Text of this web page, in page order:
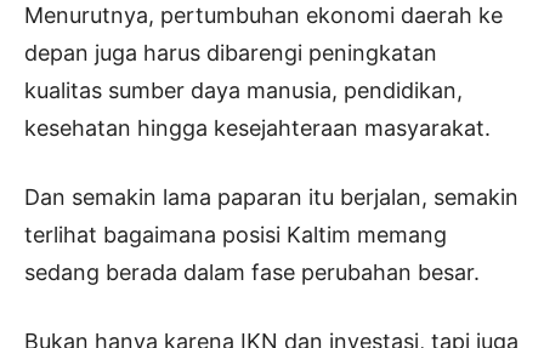
Menurutnya, pertumbuhan ekonomi daerah ke
depan juga harus dibarengi peningkatan
kualitas sumber daya manusia, pendidikan,
kesehatan hingga kesejahteraan masyarakat.
Dan semakin lama paparan itu berjalan, semakin
terlihat bagaimana posisi Kaltim memang
sedang berada dalam fase perubahan besar.
Bukan hanya karena IKN dan investasi, tapi juga